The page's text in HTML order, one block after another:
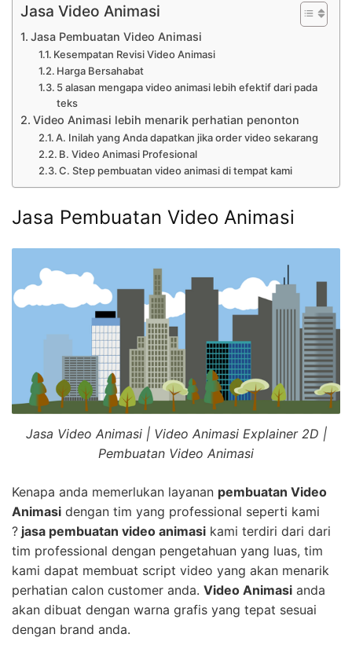
Jasa Video Animasi
Jasa Pembuatan Video Animasi
Kesempatan Revisi Video Animasi
Harga Bersahabat
5 alasan mengapa video animasi lebih efektif dari pada
teks
Video Animasi lebih menarik perhatian penonton
A. Inilah yang Anda dapatkan jika order video sekarang
B. Video Animasi Profesional
C. Step pembuatan video animasi di tempat kami
Jasa Pembuatan Video Animasi
Jasa Video Animasi | Video Animasi Explainer 2D |
Pembuatan Video Animasi
Kenapa anda memerlukan layanan pembuatan Video
Animasi dengan tim yang professional seperti kami
? jasa pembuatan video animasi kami terdiri dari dari
tim professional dengan pengetahuan yang luas, tim
kami dapat membuat script video yang akan menarik
perhatian calon customer anda. Video Animasi anda
akan dibuat dengan warna grafis yang tepat sesuai
dengan brand anda.